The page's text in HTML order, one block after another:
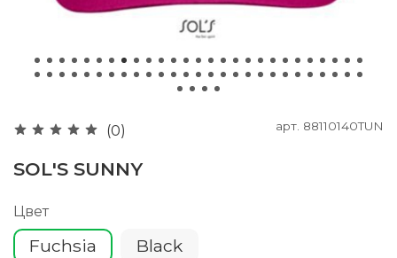
(0) арт. 88110140TUN
SOL'S SUNNY
Цвет
Fuchsia Black